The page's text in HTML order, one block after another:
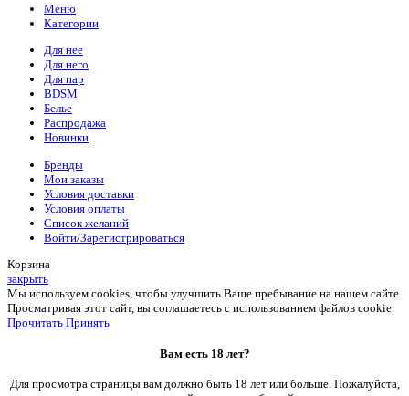
Меню
Категории
Для нее
Для него
Для пар
BDSM
Белье
Распродажа
Новинки
Бренды
Мои заказы
Условия доставки
Условия оплаты
Список желаний
Войти/Зарегистрироваться
Корзина
закрыть
Мы используем cookies, чтобы улучшить Ваше пребывание на нашем сайте.
Просматривая этот сайт, вы соглашаетесь с использованием файлов cookie.
Прочитать Принять
Вам есть 18 лет?
Для просмотра страницы вам должно быть 18 лет или больше. Пожалуйста,